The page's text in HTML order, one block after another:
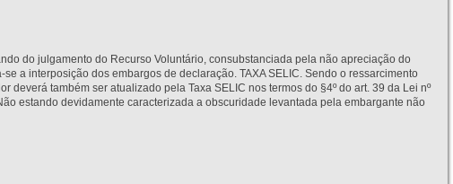
do julgamento do Recurso Voluntário, consubstanciada pela não apreciação do
a interposição dos embargos de declaração. TAXA SELIC. Sendo o ressarcimento
também ser atualizado pela Taxa SELIC nos termos do §4º do art. 39 da Lei nº
estando devidamente caracterizada a obscuridade levantada pela embargante não